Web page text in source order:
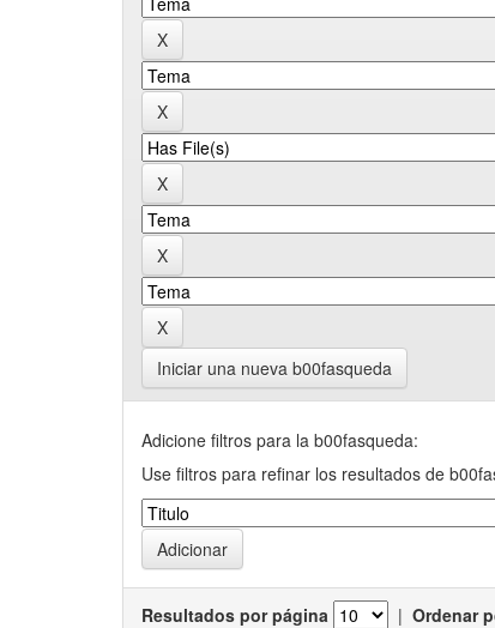
Iniciar una nueva b00fasqueda
Adicione filtros para la b00fasqueda:
Use filtros para refinar los resultados de
Resultados por página | Ordenar